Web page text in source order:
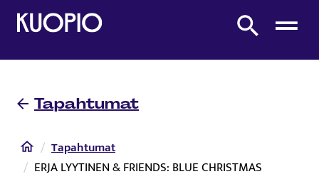
Etusivulle
Etsi sivustolta
Tapahtumat
Etusivu
Tapahtumat
ERJA LYYTINEN & FRIENDS: BLUE CHRISTMAS